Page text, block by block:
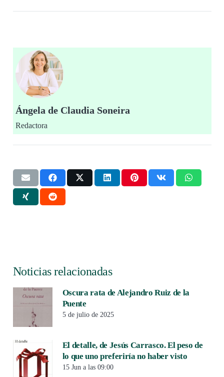
Ángela de Claudia Soneira
Redactora
Noticias relacionadas
Oscura rata de Alejandro Ruiz de la
Puente
5 de julio de 2025
El detalle, de Jesús Carrasco. El peso de
lo que uno preferiría no haber visto
15 Jun a las 09:00